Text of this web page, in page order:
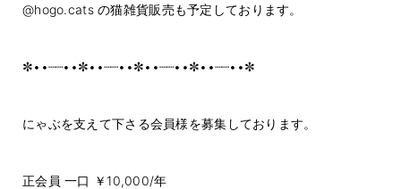
@hogo.catsの猫雑貨販売も予定しております。
✼••┈┈••✼••┈┈••✼••┈┈••✼••┈┈••✼
にゃぶを支えて下さる会員様を募集しております。
正会員 一口 ￥10,000/年